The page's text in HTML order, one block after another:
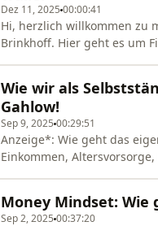
Dez 11, 2025 00:00:41
Hi, herzlich willkommen zu
Brinkhoff. Hier geht es um
studierte Journalistin, aber
Wie wir als
Gahlow!
Sep 9, 2025 00:29:51
Anzeige*: Wie geht das
Einkommen,
Gahlow eingeladen. Sie ist
Money Mindset: Wie
Sep 2, 2025 00:37:20